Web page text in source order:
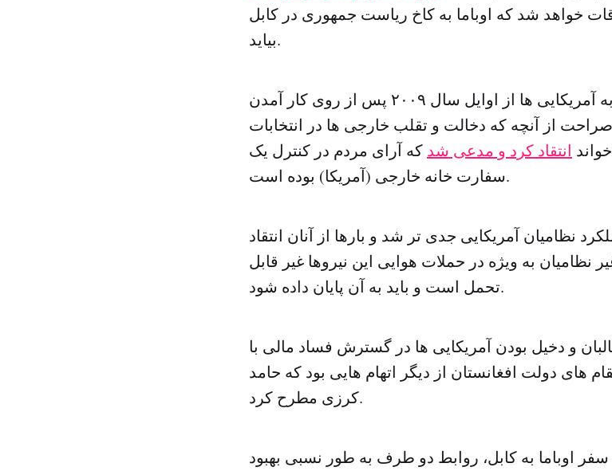
خواهد شد که اوباما به کاخ ریاست جمهوری در کابل
بیاید.
نشانه های بی اعتمادی کرزی به آمریکایی ها از اوایل سال ۲۰۰۹ پس از روی کار آمدن
صراحت از آنچه که دخالت و تقلب خارجی ها در انتخابات
انتقاد کرد و مدعی شد که آرای مردم در کنترل یک
سفارت خانه خارجی (آمریکا) بوده است.
نظامیان آمریکایی جدی تر شد و بارها از آنان انتقاد
به ویژه در حملات هوایی این نیروها غیر قابل
تحمل است و باید به آن پایان داده شود.
و دخیل بودن آمریکایی ها در گسترش فساد مالی با
های دولت افغانستان از دیگر اتهام هایی بود که حامد
کرزی مطرح کرد.
اول ماه می سال ۲۰۱۲ با سفر اوباما به کابل، روابط دو طرف به طور نسبی بهبود